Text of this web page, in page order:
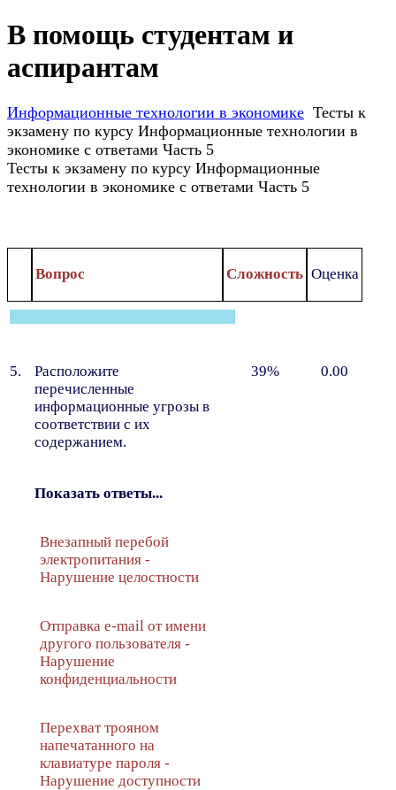
В помощь студентам и
аспирантам
Информационные технологии в экономике Тесты к
экзамену по курсу Информационные технологии в
экономике с ответами Часть 5
Тесты к экзамену по курсу Информационные
технологии в экономике с ответами Часть 5
Вопрос Сложность Оценка
5.
Расположите
перечисленные
информационные угрозы в
соответствии с их
содержанием.
39% 0.00
Показать ответы...
Внезапный перебой
электропитания -
Нарушение целостности
Отправка e-mail от имени
другого пользователя -
Нарушение
конфиденциальности
Перехват трояном
напечатанного на
клавиатуре пароля -
Нарушение доступности